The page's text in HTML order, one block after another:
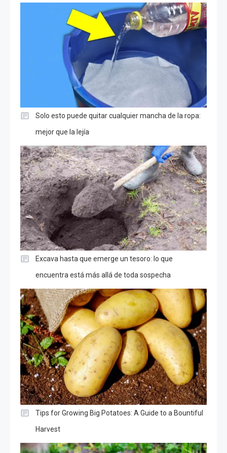
Solo esto puede quitar cualquier mancha de la ropa:
mejor que la lejía
Excava hasta que emerge un tesoro: lo que
encuentra está más allá de toda sospecha
Tips for Growing Big Potatoes: A Guide to a Bountiful
Harvest